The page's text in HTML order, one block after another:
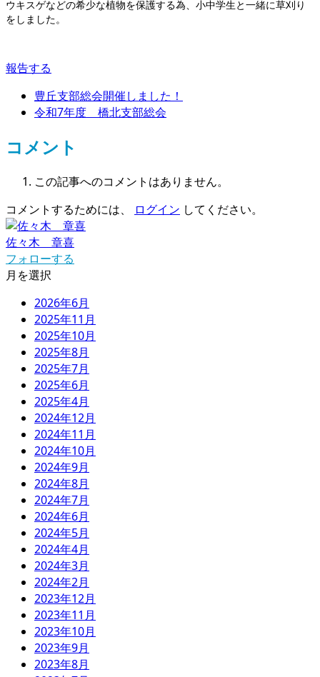
ウキスゲなどの希少な植物を保護する為、小中学生と一緒に草刈り
をしました。
報告する
豊丘支部総会開催しました！
令和7年度 橋北支部総会
コメント
この記事へのコメントはありません。
コメントするためには、
ログイン してください。
佐々木 章喜
フォローする
月を選択
2026年6月
2025年11月
2025年10月
2025年8月
2025年7月
2025年6月
2025年4月
2024年12月
2024年11月
2024年10月
2024年9月
2024年8月
2024年7月
2024年6月
2024年5月
2024年4月
2024年3月
2024年2月
2023年12月
2023年11月
2023年10月
2023年9月
2023年8月